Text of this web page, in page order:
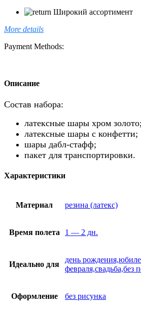
Широкий ассортимент
More details
Payment Methods:
Описание
Состав набора:
латексные шары хром золото;
латексные шары с конфетти;
шары дабл-стафф;
пакет для транспортировки.
Характеристики
Материал резина (латекс)
Время полета 1 — 2 дн.
Идеально для
день
февраля,свадьба,без
Оформление без рисунка